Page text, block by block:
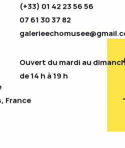
France
(+33) 01 42 23 56 56
07 61 30 37 82
Ouvert du mardi au
de 14 h à 19 h​